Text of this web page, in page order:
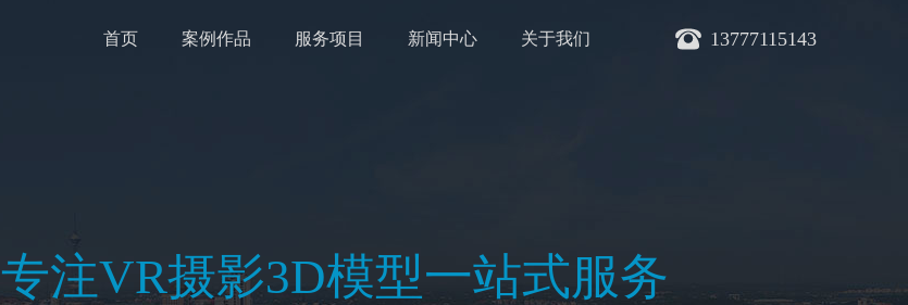
13777115143
首页 案例作品 服务项目 新闻中心 关于我们
专注VR摄影3D模型一站式服务